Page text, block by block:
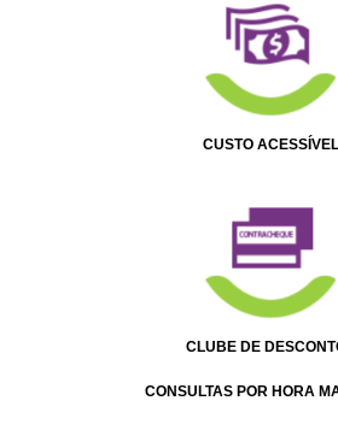
CUSTO ACESSÍVEL
CLUBE DE
CONSULTAS POR HORA